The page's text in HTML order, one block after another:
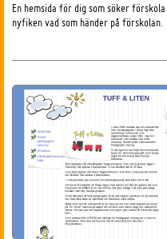
En hemsida för dig som söker
nyfiken vad som händer på förskolan.